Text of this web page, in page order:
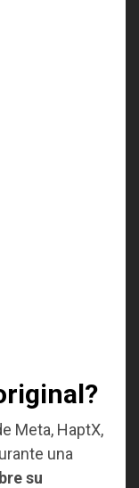
Meta, HaptX,
una
su